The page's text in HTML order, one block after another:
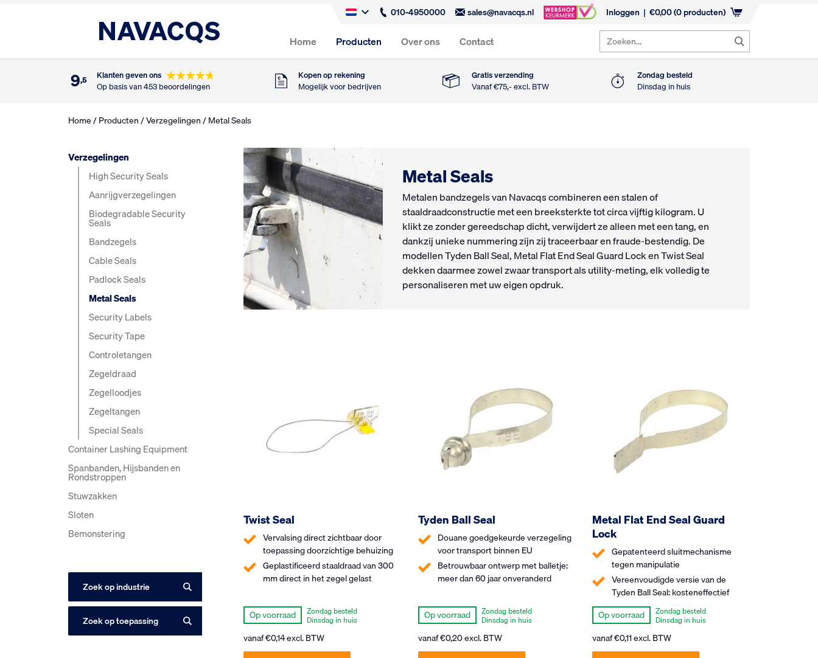
010-4950000 sales@navacqs.nl Inloggen €0,00(0 producten)
Home Producten Over ons Contact Zoeken...
9,5
Klanten geven ons
Op basis van 453 beoordelingen
Kopen op rekening
Mogelijk voor bedrijven
Gratis verzending
Vanaf €75,- excl. BTW
Zondag besteld
Dinsdag in huis
Home/Producten/Verzegelingen/ Metal Seals
Verzegelingen
High Security Seals
Aanrijg­verzegelingen
Biodegradable Security
Seals
Bandzegels
Cable Seals
Padlock Seals
Metal Seals
Security Labels
Security Tape
Controle­tangen
Zegeldraad
Zegelloodjes
Zegeltangen
Special Seals
Container Lashing Equipment
Spanbanden, Hijsbanden en
Rondstroppen
Stuwzakken
Sloten
Bemonstering
Zoek op industrie
Zoek op toepassing
Metal Seals
Metalen bandzegels van Navacqs combineren een stalen of
staaldraadconstructie met een breeksterkte tot circa vijftig kilogram. U
klikt ze zonder gereedschap dicht, verwijdert ze alleen met een tang, en
dankzij unieke nummering zijn zij traceerbaar en fraude-bestendig. De
modellen Tyden Ball Seal, Metal Flat End Seal Guard Lock en Twist Seal
dekken daarmee zowel zwaar transport als utility-meting, elk volledig te
personaliseren met uw eigen opdruk.
Twist Seal
Vervalsing direct zichtbaar door
toepassing doorzichtige behuizing
Geplastificeerd staaldraad van 300
mm direct in het zegel gelast
Op voorraad Zondag besteld
Dinsdag in huis
vanaf€0,14excl. BTW
Tyden Ball Seal
Douane goedgekeurde verzegeling
voor transport binnen EU
Betrouwbaar ontwerp met balletje:
meer dan 60 jaar onveranderd
Op voorraad Zondag besteld
Dinsdag in huis
vanaf€0,20excl. BTW
Metal Flat End Seal Guard
Lock
Gepatenteerd sluitmechanisme
tegen manipulatie
Vereenvoudigde versie van de
Tyden Ball Seal: kosteneffectief
Op voorraad
Zondag besteld
Dinsdag in huis
vanaf€0,11excl. BTW